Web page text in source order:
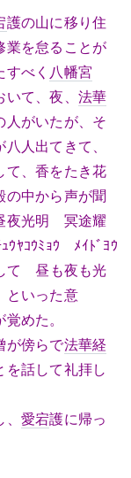
護の山に移り住
業を怠ることが
べく 八幡宮
て、夜、 法華
人がいたが、そ
人出てきて、
て、香をたき花
の中から声が聞
夜光明 冥途耀
ﾔｺｳﾐｮｳ ﾒｲﾄﾞﾖｳ
て 昼も夜も光
といった意
めた。
が傍らで法華経
を話して礼拝し
愛宕護に帰っ